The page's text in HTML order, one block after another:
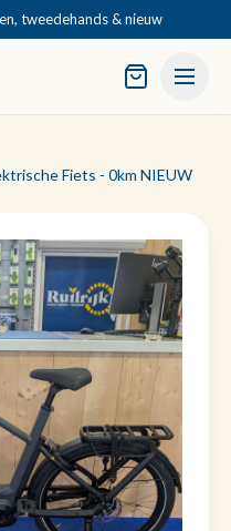
tweedehands & nieuw
Fiets - 0km NIEUW